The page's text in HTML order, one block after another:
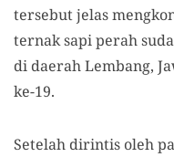
tersebut jelas
ternak sapi perah
di daerah Lembang,
ke-19.
Setelah dirintis oleh